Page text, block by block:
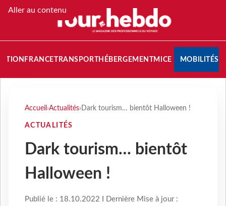
Aller au contenu
FRANCETRANSPORT HÉBERGEMENTMICE MOBILITÉS
Accueil ›Actualités› Dark tourism… bientôt Halloween !
ACTUALITÉS
Dark tourism… bientôt
Halloween !
Publié le : 18.10.2022 I Dernière Mise à jour :